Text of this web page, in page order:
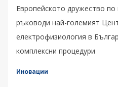
Европейското дружество по
ръководи най-големият
електрофизиология в
комплексни процедури
Иновации